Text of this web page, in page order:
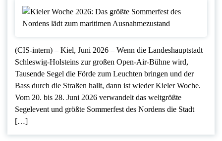
(CIS-intern) – Kiel, Juni 2026 – Wenn die Landeshauptstadt
Schleswig-Holsteins zur großen Open-Air-Bühne wird,
Tausende Segel die Förde zum Leuchten bringen und der
Bass durch die Straßen hallt, dann ist wieder Kieler Woche.
Vom 20. bis 28. Juni 2026 verwandelt das weltgrößte
Segelevent und größte Sommerfest des Nordens die Stadt
[…]